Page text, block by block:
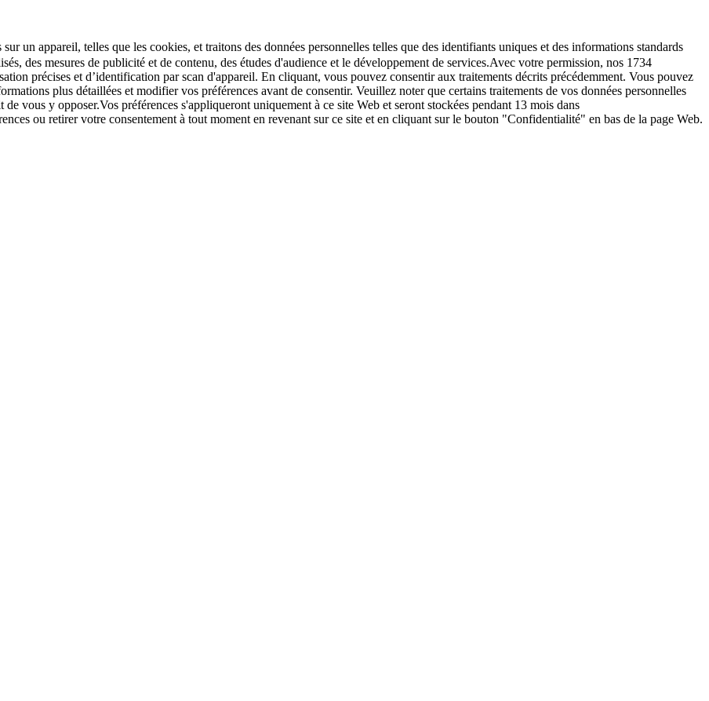
un appareil, telles que les cookies, et traitons des données personnelles telles que des identifiants uniques et des informations standards
des mesures de publicité et de contenu, des études d'audience et le développement de services.Avec votre permission, nos 1734
précises et d’identification par scan d'appareil. En cliquant, vous pouvez consentir aux traitements décrits précédemment. Vous pouvez
plus détaillées et modifier vos préférences avant de consentir. Veuillez noter que certains traitements de vos données personnelles
vous y opposer.Vos préférences s'appliqueront uniquement à ce site Web et seront stockées pendant 13 mois dans
ou retirer votre consentement à tout moment en revenant sur ce site et en cliquant sur le bouton "Confidentialité" en bas de la page Web.